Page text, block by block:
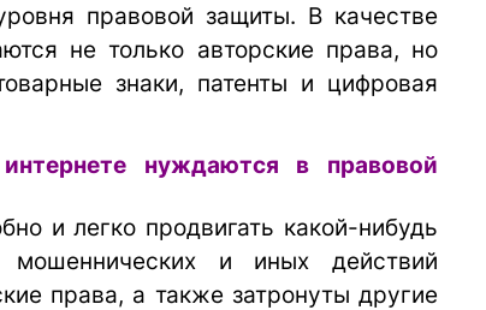
правовой защиты. В качестве
не только авторские права, но
знаки, патенты и цифровая
нуждаются в правовой
и легко продвигать какой-нибудь
мошеннических и иных действий
права, а также затронуты другие